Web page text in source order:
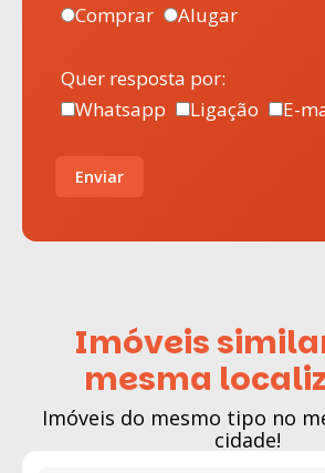
Comprar
Alugar
Quer resposta por:
Whatsapp
Ligação E-
Enviar
Imóveis
mesma
Imóveis do mesmo tipo no
cidade!